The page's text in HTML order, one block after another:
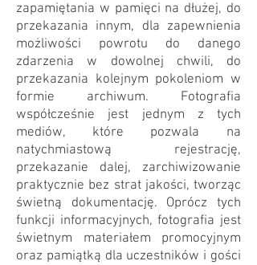
zapamiętania w pamięci na dłużej, do
przekazania innym, dla zapewnienia
możliwości powrotu do danego
zdarzenia w dowolnej chwili, do
przekazania kolejnym pokoleniom w
formie archiwum. Fotografia
współcześnie jest jednym z tych
mediów, które pozwala na
natychmiastową rejestrację,
przekazanie dalej, zarchiwizowanie
praktycznie bez strat jakości, tworząc
świetną dokumentację. Oprócz tych
funkcji informacyjnych, fotografia jest
świetnym materiałem promocyjnym
oraz pamiątką dla uczestników i gości